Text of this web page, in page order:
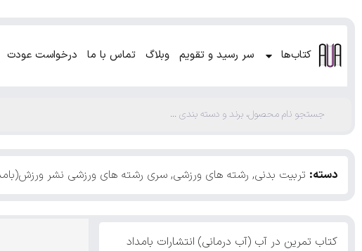
کتاب‌ها سر رسید و تقویم وبلاگ تماس با ما درخواست عودت
دسته: تربیت بدنی, رشته های ورزشی, سری رشته های ورزشی نشر
کتاب تمرین در آب (آب درمانی) انتشارات بامداد